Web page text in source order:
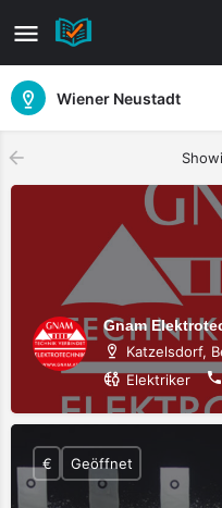
Wiener Neustadt
Gnam
Katzelsdorf,
Elektriker
€ Geöffnet